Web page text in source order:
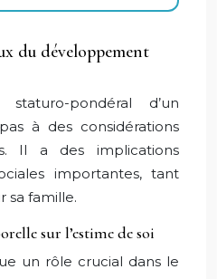
du développement
pondéral d’un
à des considérations
Il a des implications
importantes, tant
sa famille.
sur l’estime de soi
un rôle crucial dans le